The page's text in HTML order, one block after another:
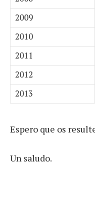
2009
2010
2011
2012
2013
Espero que os
Un saludo.